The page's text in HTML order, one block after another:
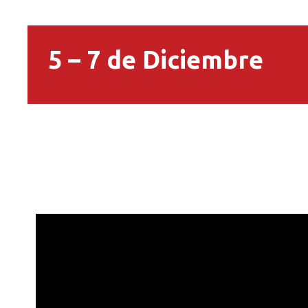
5 – 7 de Diciembre